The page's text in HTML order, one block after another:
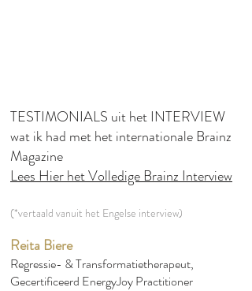
TESTIMONIALS uit het INTERVIEW
wat ik had met het internationale Brainz
Magazine
Lees Hier het Volledige Brainz Interview
(*vertaald vanuit het Engelse interview)
Reita Biere
Regressie- & Transformatietherapeut,
Gecertificeerd EnergyJoy Practitioner